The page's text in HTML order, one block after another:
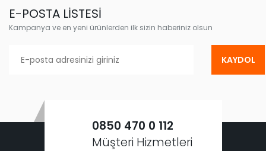
E-POSTA LİSTESİ
Kampanya ve en yeni ürünlerden ilk sizin haberiniz olsun
KAYDOL
0850 470 0 112
Müşteri Hizmetleri